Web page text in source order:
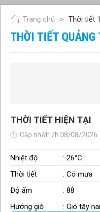
Trang chủ Thời tiết
THỜI TIẾT
THỜI TIẾT HIỆN TẠI
Cập nhật: 7h 08/08/2026
Nhiệt độ
: 26°C
Thời tiết
: Có mưa
Độ ẩm
: 88
Hướng gió
: Gió tây